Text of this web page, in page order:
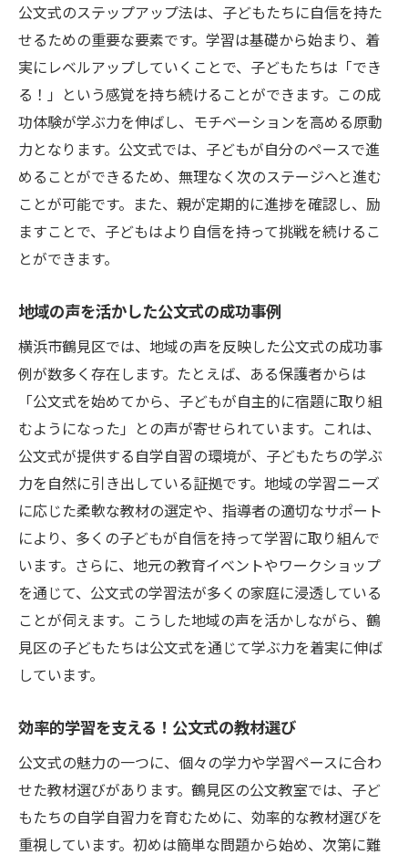
公文式がもたらす学習の自律性
地域社会と連携した公文式の取り組み
子どもに合った学習ペースをどう見つける
か
未来を見据えた公文式の教育理念
実践者が語る！公文式の真価
公文式で学ぶことの意義と楽しさ
鶴見区で小学生の学ぶ力を育む公文式の効果と
は？
自信と達成感を得る公文式の学習方法
公文式での成功体験がもたらす精神的成長
鶴見区の教育現場での公文式の役割
公文式で学ぶことが生涯学習へと繋がる道
自学自習力を高める公文式の魅力を鶴見区で体
験
公文式での学習体験談
鶴見区の教室で感じる公文式の雰囲気
親子で取り組む公文式の家庭学習法
公文式を始めるきっかけと効果的な導入法
実際に体験する公文式の魅力とは
鶴見区の公文式で小学生が成長する自学自習力
の秘密
公文式の教材で得る集中力と持続力
成功体験が導く学習意欲の向上
公文式と地域社会の繋がりを活かした学び
公文式のステップアップ法は、子どもたちに自信を持た
せるための重要な要素です。学習は基礎から始まり、着
実にレベルアップしていくことで、子どもたちは「でき
る！」という感覚を持ち続けることができます。この成
功体験が学ぶ力を伸ばし、モチベーションを高める原動
力となります。公文式では、子どもが自分のペースで進
めることができるため、無理なく次のステージへと進む
ことが可能です。また、親が定期的に進捗を確認し、励
ますことで、子どもはより自信を持って挑戦を続けるこ
とができます。
地域の声を活かした公文式の成功事例
横浜市鶴見区では、地域の声を反映した公文式の成功事
例が数多く存在します。たとえば、ある保護者からは
「公文式を始めてから、子どもが自主的に宿題に取り組
むようになった」との声が寄せられています。これは、
公文式が提供する自学自習の環境が、子どもたちの学ぶ
力を自然に引き出している証拠です。地域の学習ニーズ
に応じた柔軟な教材の選定や、指導者の適切なサポート
により、多くの子どもが自信を持って学習に取り組んで
います。さらに、地元の教育イベントやワークショップ
を通じて、公文式の学習法が多くの家庭に浸透している
ことが伺えます。こうした地域の声を活かしながら、鶴
見区の子どもたちは公文式を通じて学ぶ力を着実に伸ば
しています。
効率的学習を支える！公文式の教材選び
公文式の魅力の一つに、個々の学力や学習ペースに合わ
せた教材選びがあります。鶴見区の公文教室では、子ど
もたちの自学自習力を育むために、効率的な教材選びを
重視しています。初めは簡単な問題から始め、次第に難